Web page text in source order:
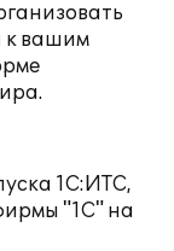
к вашим
1С:ИТС,
"1С" на